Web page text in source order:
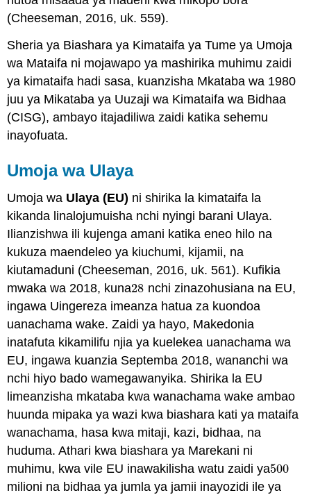
(Cheeseman, 2016, uk. 559).
Sheria ya Biashara ya Kimataifa ya Tume ya Umoja
wa Mataifa ni mojawapo ya mashirika muhimu zaidi
ya kimataifa hadi sasa, kuanzisha Mkataba wa 1980
juu ya Mikataba ya Uuzaji wa Kimataifa wa Bidhaa
(CISG), ambayo itajadiliwa zaidi katika sehemu
inayofuata.
Umoja wa Ulaya
Umoja wa Ulaya (EU) ni shirika la kimataifa la
kikanda linalojumuisha nchi nyingi barani Ulaya.
Ilianzishwa ili kujenga amani katika eneo hilo na
kukuza maendeleo ya kiuchumi, kijamii, na
kiutamaduni (Cheeseman, 2016, uk. 561). Kufikia
mwaka wa 2018, kuna28
28 nchi zinazohusiana na EU,
ingawa Uingereza imeanza hatua za kuondoa
uanachama wake. Zaidi ya hayo, Makedonia
inatafuta kikamilifu njia ya kuelekea uanachama wa
EU, ingawa kuanzia Septemba 2018, wananchi wa
nchi hiyo bado wamegawanyika. Shirika la EU
limeanzisha mkataba kwa wanachama wake ambao
huunda mipaka ya wazi kwa biashara kati ya mataifa
wanachama, hasa kwa mitaji, kazi, bidhaa, na
huduma. Athari kwa biashara ya Marekani ni
muhimu, kwa vile EU inawakilisha watu zaidi ya500
500
milioni na bidhaa ya jumla ya jamii inayozidi ile ya